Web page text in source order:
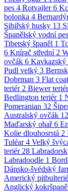
pes 4 Rotvajler 6
bolonka 4
Sibiřský husky 13
Španělský vodní pes
Tibetský španěl 1
6 Knírač střední 2
ovčák 6 Kavkazský
Pudl velký 3
Dobrman 3 Flat
teriér 2 Biewer teriér
Bedlington teriér 1
Pomeranian 32
Australský ovčák 12
Maďarský ohař 6
Kolie dlouhosrstá 2
Tuléar 4 Velký
teriér 28
Labradoodle 1
Dánsko-švédský
Americký
Anglický